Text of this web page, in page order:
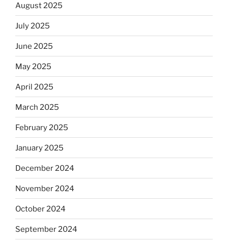
August 2025
July 2025
June 2025
May 2025
April 2025
March 2025
February 2025
January 2025
December 2024
November 2024
October 2024
September 2024